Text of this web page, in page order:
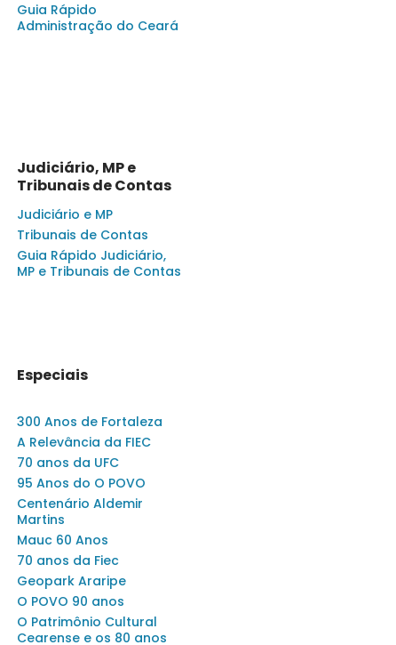
Guia Rápido
Administração do Ceará
Judiciário, MP e
Tribunais de Contas
Judiciário e MP
Tribunais de Contas
Guia Rápido Judiciário,
MP e Tribunais de Contas
Especiais
300 Anos de Fortaleza
A Relevância da FIEC
70 anos da UFC
95 Anos do O POVO
Centenário Aldemir
Martins
Mauc 60 Anos
70 anos da Fiec
Geopark Araripe
O POVO 90 anos
O Patrimônio Cultural
Cearense e os 80 anos